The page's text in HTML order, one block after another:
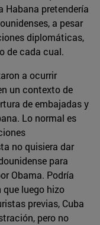
Habana pretendería
a pesar
diplomáticas,
de cada cual.
a ocurrir
un contexto de
de embajadas y
Lo normal es
no quisiera dar
para
Obama. Podría
luego hizo
previas, Cuba
pero no